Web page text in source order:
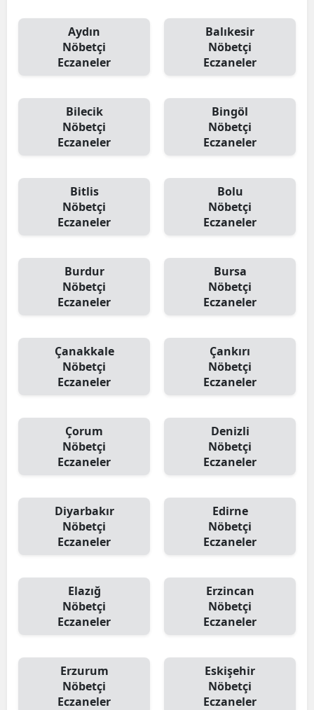
Aydın
Nöbetçi
Eczaneler
Balıkesir
Nöbetçi
Eczaneler
Bilecik
Nöbetçi
Eczaneler
Bingöl
Nöbetçi
Eczaneler
Bitlis
Nöbetçi
Eczaneler
Bolu
Nöbetçi
Eczaneler
Burdur
Nöbetçi
Eczaneler
Bursa
Nöbetçi
Eczaneler
Çanakkale
Nöbetçi
Eczaneler
Çankırı
Nöbetçi
Eczaneler
Çorum
Nöbetçi
Eczaneler
Denizli
Nöbetçi
Eczaneler
Diyarbakır
Nöbetçi
Eczaneler
Edirne
Nöbetçi
Eczaneler
Elazığ
Nöbetçi
Eczaneler
Erzincan
Nöbetçi
Eczaneler
Erzurum
Nöbetçi
Eczaneler
Eskişehir
Nöbetçi
Eczaneler